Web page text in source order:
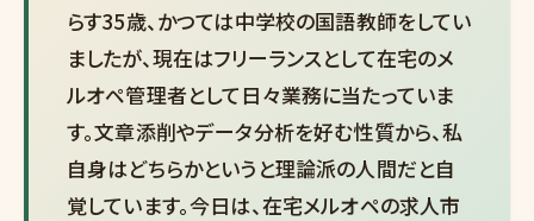
らす35歳、かつては中学校の国語教師をしてい
ましたが、現在はフリーランスとして在宅のメ
ルオペ管理者として日々業務に当たっていま
す。文章添削やデータ分析を好む性質から、私
自身はどちらかというと理論派の人間だと自
覚しています。今日は、在宅メルオペの求人市